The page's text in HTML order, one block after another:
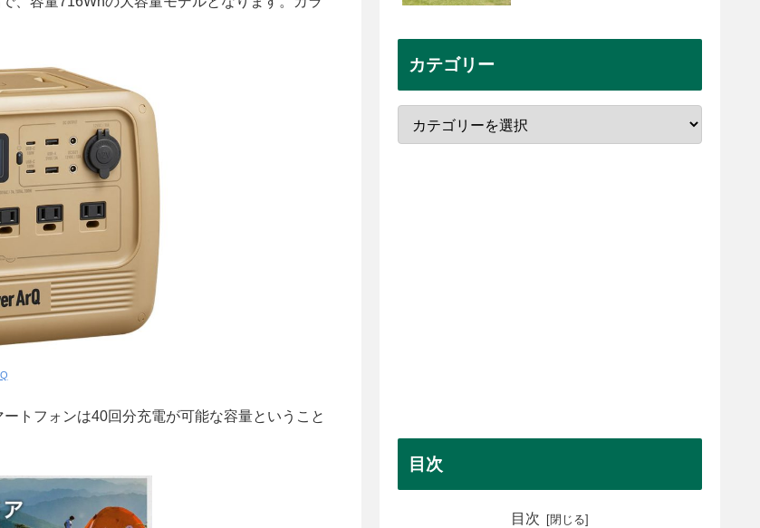
トフォンは40回分充電が可能な容量ということ
カテゴリー
目次
目次